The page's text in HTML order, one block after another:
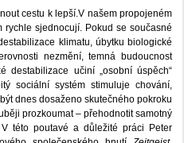
cestu k lepší.V našem propojeném
rychle sjednocují. Pokud se současné
klimatu, úbytku biologické
nezmění, temná budoucnost
destabilizace učiní „osobní úspěch“
sociální systém stimuluje chování,
dnes dosaženo skutečného pokroku
prozkoumat – přehodnotit samotný
této poutavé a důležité práci Peter